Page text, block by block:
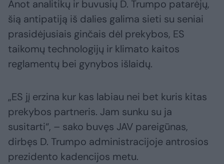
Anot analitikų ir buvusių D. Trumpo patarėjų,
šią antipatiją iš dalies galima sieti su seniai
prasidėjusiais ginčais dėl prekybos, ES
taikomų technologijų ir klimato kaitos
reglamentų bei gynybos išlaidų.
„ES jį erzina kur kas labiau nei bet kuris kitas
prekybos partneris. Jam sunku su ja
susitarti“, – sako buvęs JAV pareigūnas,
dirbęs D. Trumpo administracijoje antrosios
prezidento kadencijos metu.